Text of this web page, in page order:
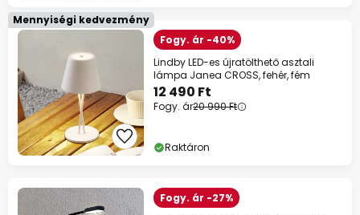
Mennyiségi kedvezmény
Fogy. ár -40%
Lindby LED-es újratölthető asztali
lámpa Janea CROSS, fehér, fém
12 490 Ft
Fogy. ár20 990 Ft
Raktáron
Fogy. ár -27%